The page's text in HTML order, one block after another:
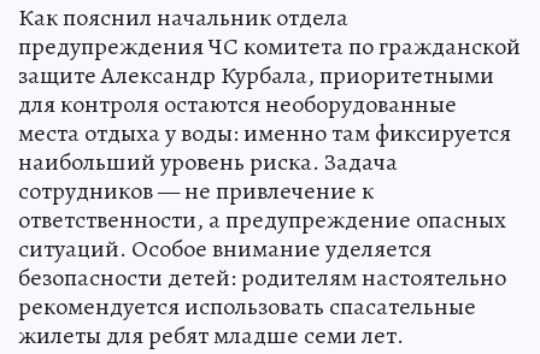
Как пояснил начальник отдела
предупреждения ЧС комитета по гражданской
защите Александр Курбала, приоритетными
для контроля остаются необорудованные
места отдыха у воды: именно там фиксируется
наибольший уровень риска. Задача
сотрудников — не привлечение к
ответственности, а предупреждение опасных
ситуаций. Особое внимание уделяется
безопасности детей: родителям настоятельно
рекомендуется использовать спасательные
жилеты для ребят младше семи лет.